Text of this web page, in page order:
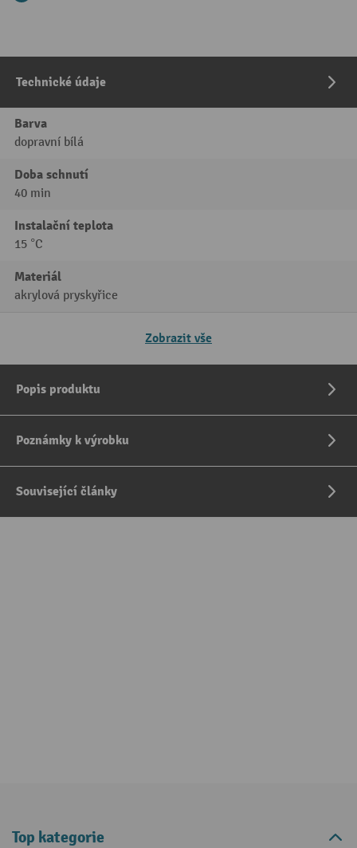
Technické údaje
Barva
dopravní bílá
Doba schnutí
40 min
Instalační teplota
15 °C
Materiál
akrylová pryskyřice
Zobrazit vše
Popis produktu
Poznámky k výrobku
Související články
Top kategorie